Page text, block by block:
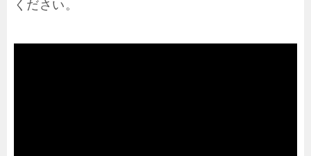
ください。